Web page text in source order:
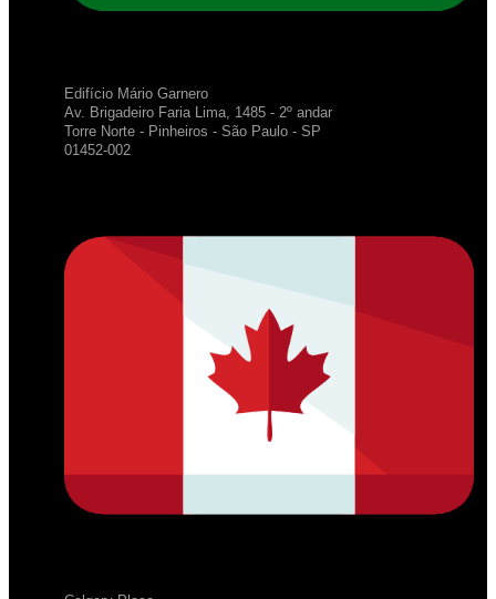
Edifício Mário Garnero
Av. Brigadeiro Faria Lima, 1485 - 2º andar
Torre Norte - Pinheiros - São Paulo - SP
01452-002